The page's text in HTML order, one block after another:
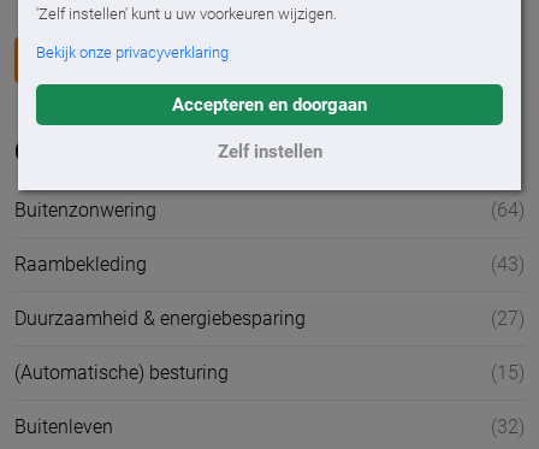
'Zelf instellen' kunt u uw voorkeuren wijzigen.
Bekijk onze privacyverklaring
Accepteren en doorgaan
Zelf instellen
NAAR OVERZICHT
Categorieën
Buitenzonwering (64)
Raambekleding (43)
Duurzaamheid & energiebesparing (27)
(Automatische) besturing (15)
Buitenleven (32)